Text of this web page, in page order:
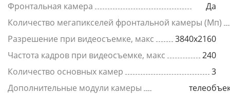
Фронтальная камера
Да
Количество мегапикселей фронтальной камеры (Мп)
Разрешение при видеосъемке, макс
3840x2160
Частота кадров при видеосъемке, макс
240
Количество основных камер
3
Дополнительные модули камеры